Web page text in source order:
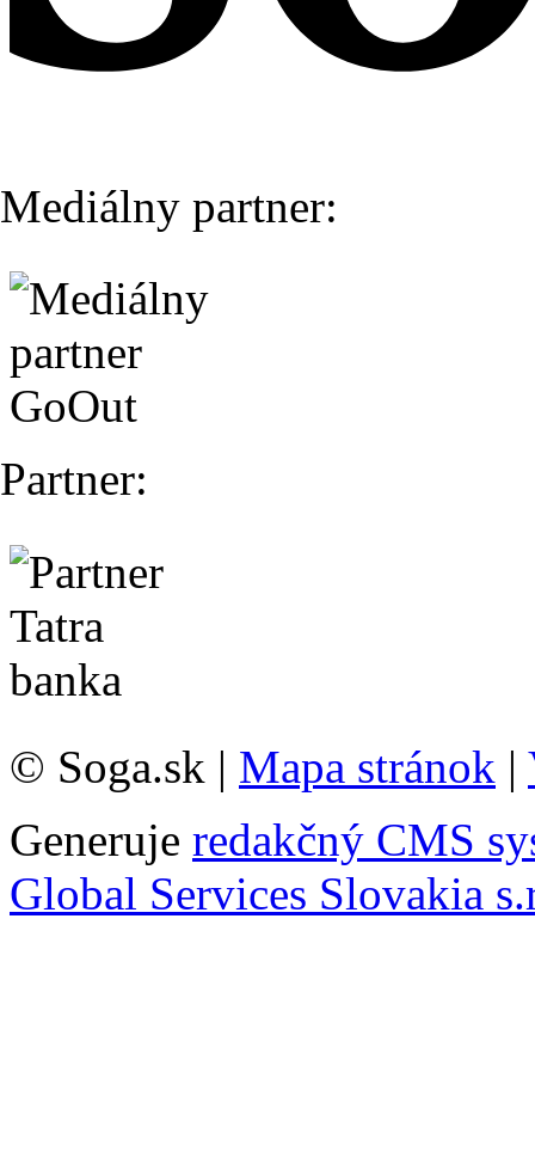
Mediálny partner:
Partner:
© Soga.sk | Mapa stránok |
Generuje redakčný CMS
Global Services Slovakia